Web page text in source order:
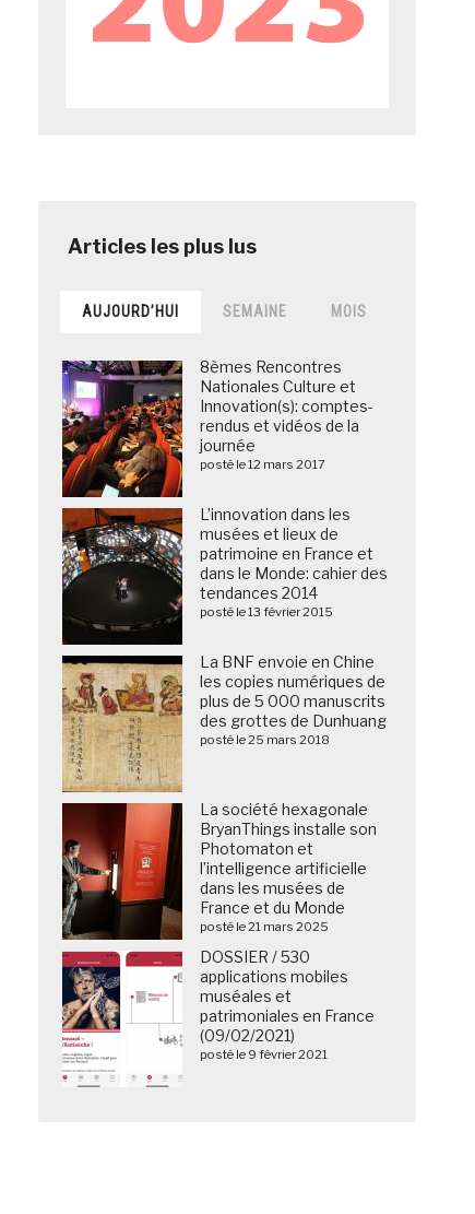
AUJOURD’HUI SEMAINE MOIS
8èmes Rencontres
Nationales Culture et
Innovation(s): comptes-
rendus et vidéos de la
journée
posté le 12 mars 2017
L’innovation dans les
musées et lieux de
patrimoine en France et
dans le Monde: cahier des
tendances 2014
posté le 13 février 2015
La BNF envoie en Chine
les copies numériques de
plus de 5 000 manuscrits
des grottes de Dunhuang
posté le 25 mars 2018
La société hexagonale
BryanThings installe son
Photomaton et
l’intelligence artificielle
dans les musées de
France et du Monde
posté le 21 mars 2025
DOSSIER / 530
applications mobiles
muséales et
patrimoniales en France
(09/02/2021)
posté le 9 février 2021